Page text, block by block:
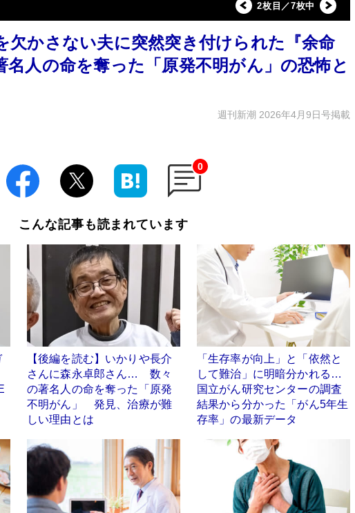
2枚目／7枚中
欠かさない夫に突然突き付けられた『余命
人の命を奪った「原発不明がん」の恐怖と
週刊新潮 2026年4月9日号掲載
0
こんな記事も読まれています
【後編を読む】いかりや長介
さんに森永卓郎さん… 数々
の著名人の命を奪った「原発
不明がん」 発見、治療が難
しい理由とは
「生存率が向上」と「依然と
して難治」に明暗分かれる…
国立がん研究センターの調査
結果から分かった「がん5年生
存率」の最新データ